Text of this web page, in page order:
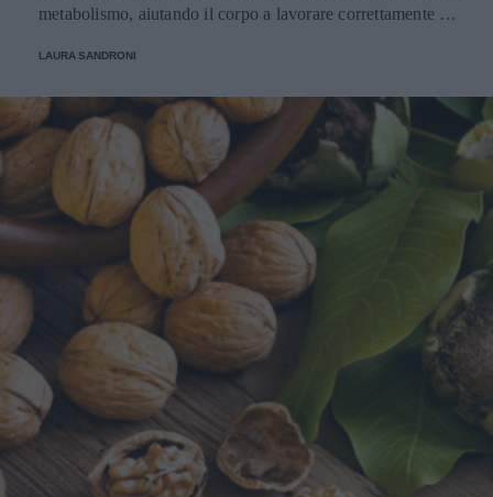
metabolismo, aiutando il corpo a lavorare correttamente e
LAURA SANDRONI